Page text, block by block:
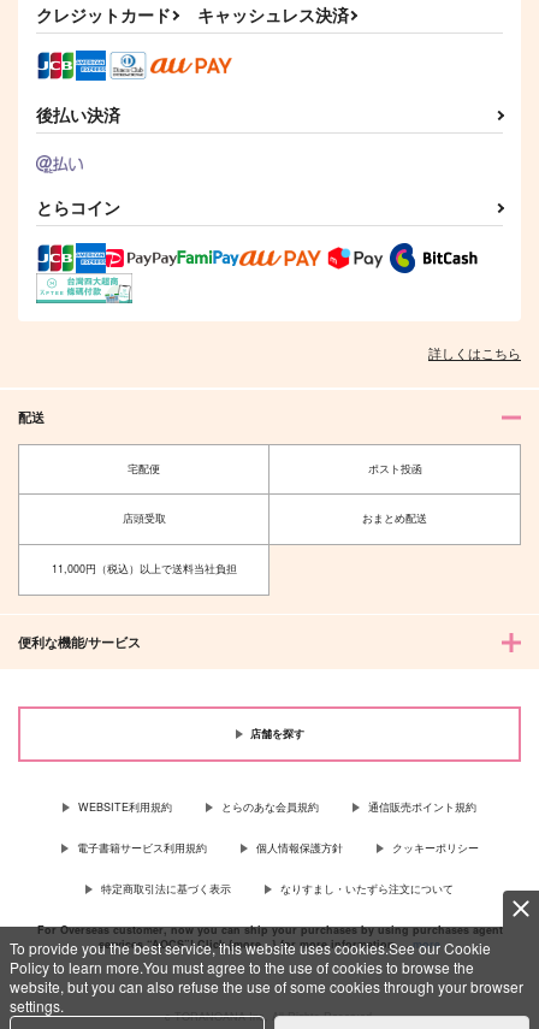
To provide you the best service, this website uses cookies.See our Cookie
Policy to learn more.You must agree to the use of cookies to browse the
website, but you can also refuse the use of some cookies through your browser
settings.
787円（税込）
大倶利伽羅×燭台切光忠
サンプル
629円（税込）
燭台切光忠×歌仙兼定
2,075円
へび屋さん
燭台切光忠×女審神者
作品詳細
WereIyou.
燭台切光忠×大倶利伽羅
クレジットカード キャッシュレス決済
後払い決済
とらコイン
詳しくはこちら
配送
宅配便 ポスト投函
店頭受取 おまとめ配送
11,000円（税込）以上で送料当社負担
便利な機能/サービス
店舗を探す
WEBSITE利用規約 とらのあな会員規約 通信販売ポイント規約
電子書籍サービス利用規約 個人情報保護方針 クッキーポリシー
特定商取引法に基づく表示 なりすまし・いたずら注文について
For Overseas customer, now you can ship your purchases by using purchases agent
services “AOCS”! Click {more…} for more information …more
c TORANOANA Inc, All Rights Reserved.